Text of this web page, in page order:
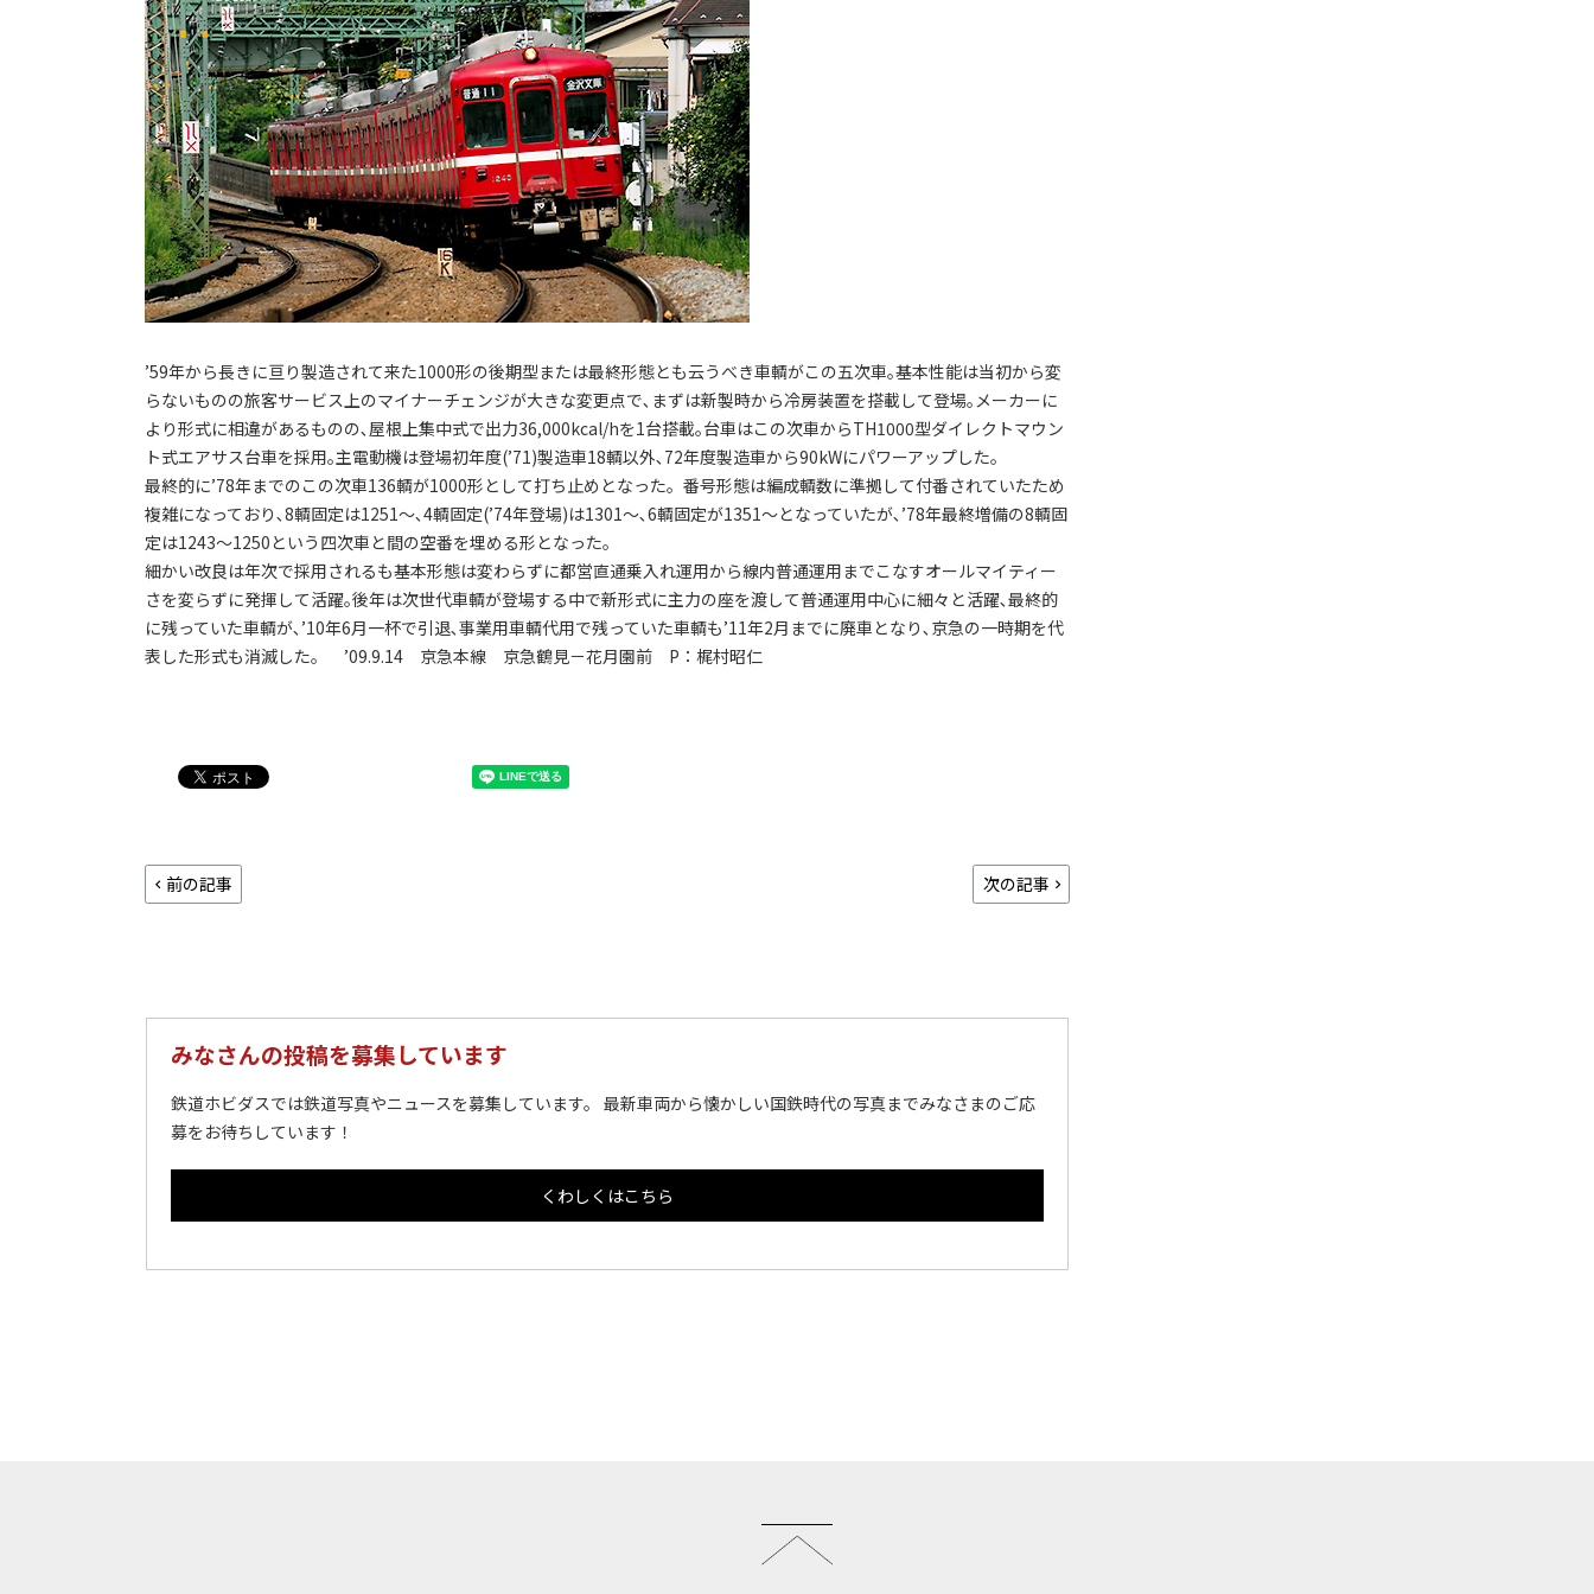
’59年から長きに亘り製造されて来た1000形の後期型または最終形態とも云うべき車輌がこの五次車｡基本性能は当初から変
らないものの旅客サービス上のマイナーチェンジが大きな変更点で､まずは新製時から冷房装置を搭載して登場｡メーカーに
より形式に相違があるものの､屋根上集中式で出力36,000kcal/hを1台搭載｡台車はこの次車からTH1000型ダイレクトマウン
ト式エアサス台車を採用｡主電動機は登場初年度(’71)製造車18輌以外､72年度製造車から90kWにパワーアップした｡
最終的に’78年までのこの次車136輌が1000形として打ち止めとなった。番号形態は編成輌数に準拠して付番されていたため
複雑になっており､8輌固定は1251～､4輌固定(’74年登場)は1301～､6輌固定が1351～となっていたが､’78年最終増備の8輌固
定は1243～1250という四次車と間の空番を埋める形となった。
細かい改良は年次で採用されるも基本形態は変わらずに都営直通乗入れ運用から線内普通運用までこなすオールマイティー
さを変らずに発揮して活躍｡後年は次世代車輌が登場する中で新形式に主力の座を渡して普通運用中心に細々と活躍､最終的
に残っていた車輌が､’10年6月一杯で引退､事業用車輌代用で残っていた車輌も’11年2月までに廃車となり､京急の一時期を代
表した形式も消滅した。 ’09.9.14 京急本線 京急鶴見－花月園前 P：梶村昭仁
前の記事 次の記事
みなさんの投稿を募集しています
鉄道ホビダスでは鉄道写真やニュースを募集しています。 最新車両から懐かしい国鉄時代の写真までみなさまのご応
募をお待ちしています！
くわしくはこちら